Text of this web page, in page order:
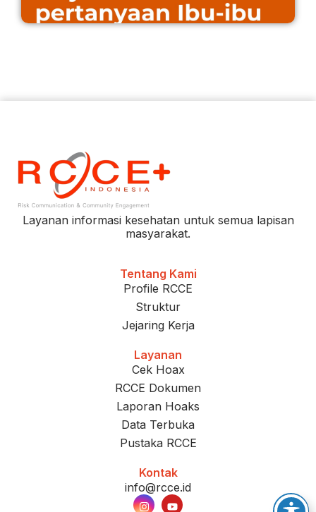
Layanan informasi kesehatan untuk semua lapisan
masyarakat.
Tentang Kami
Profile RCCE
Struktur
Jejaring Kerja
Layanan
Cek Hoax
RCCE Dokumen
Laporan Hoaks
Data Terbuka
Pustaka RCCE
Kontak
info@rcce.id